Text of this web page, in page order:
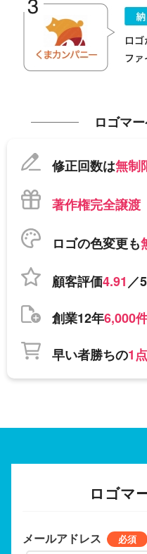
ロゴマ
修正回数は無制
著作権完全譲渡
ロゴの色変更も
顧客評価4.91／5
創業12年6,000
早い者勝ちの1
ロゴマ
メールアドレス